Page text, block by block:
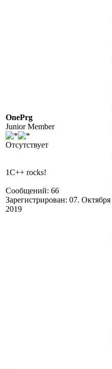
OnePrg
Junior Member
Отсутствует
1C++ rocks!
Сообщений: 66
Зарегистрирован: 07. Октября
2019